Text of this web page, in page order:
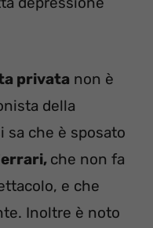
privata non è
della
sa che è sposato
che non fa
e che
Inoltre è noto